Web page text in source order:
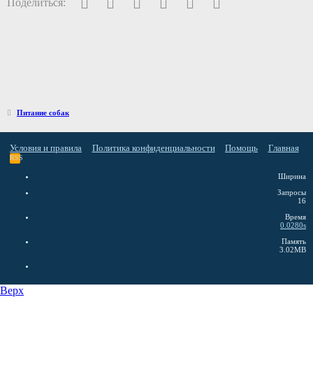
Поделиться:
Питание собак
Условия и правила Политика конфиденциальности Помощь Главная
RSS
Ширина
Запросы
16
Время
0.0280s
Память
3.02MB
Верх